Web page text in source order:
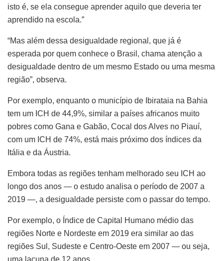
isto é, se ela consegue aprender aquilo que deveria ter
aprendido na escola.”
“Mas além dessa desigualdade regional, que já é
esperada por quem conhece o Brasil, chama atenção a
desigualdade dentro de um mesmo Estado ou uma mesma
região”, observa.
Por exemplo, enquanto o município de Ibirataia na Bahia
tem um ICH de 44,9%, similar a países africanos muito
pobres como Gana e Gabão, Cocal dos Alves no Piauí,
com um ICH de 74%, está mais próximo dos índices da
Itália e da Áustria.
Embora todas as regiões tenham melhorado seu ICH ao
longo dos anos — o estudo analisa o período de 2007 a
2019 —, a desigualdade persiste com o passar do tempo.
Por exemplo, o Índice de Capital Humano médio das
regiões Norte e Nordeste em 2019 era similar ao das
regiões Sul, Sudeste e Centro-Oeste em 2007 — ou seja,